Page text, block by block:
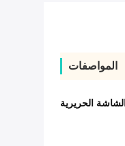
المواصفات
الحريرية